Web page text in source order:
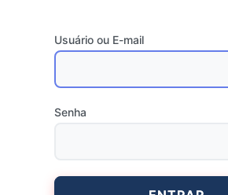
Usuário ou E-mail
Senha